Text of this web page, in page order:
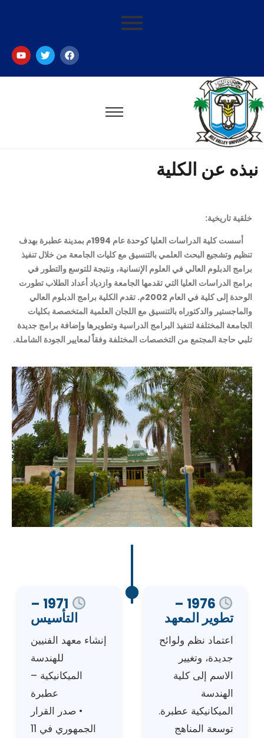
عن الكلية
تاريخية:
أسست كلية الدراسات العليا كوحدة عام 1994م بمدينة عطبرة بهدف
وتشجيع البحث العلمي بالتنسيق مع كليات الجامعة من خلال تنفيذ
الدبلوم العالي في العلوم الإنسانية، ونتيجة للتوسع والتطور في
الدراسات العليا التي تقدمها الجامعة وازدياد أعداد الطلاب تطورت
الوحدة إلى كلية في العام 2002م. تقدم الكلية برامج الدبلوم العالي
والدكتوراه بالتنسيق مع اللجان العلمية المتخصصة بكليات
المختلفة لتنفيذ البرامج الدراسية وتطويرها وإضافة برامج جديدة
حاجة المجتمع من التخصصات المختلفة وفقاً لمعايير الجودة الشاملة.
1971 –
التأسيس
إنشاء معهد الفنيين
للهندسة
الميكانيكية –
عطبرة
• صدر القرار
الجمهوري في 11
1976 –
تطوير المعهد
اعتماد نظم ولوائح
جديدة، وتغيير
الاسم إلى كلية
الهندسة
الميكانيكية عطبرة.
توسعة المناهج